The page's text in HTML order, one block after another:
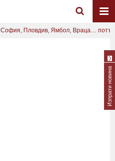
София, Пловдив, Ямбол, Враца…
Изпрати новина